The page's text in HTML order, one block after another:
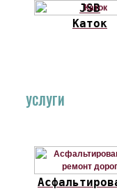
JSB
Каток
УСЛУГИ